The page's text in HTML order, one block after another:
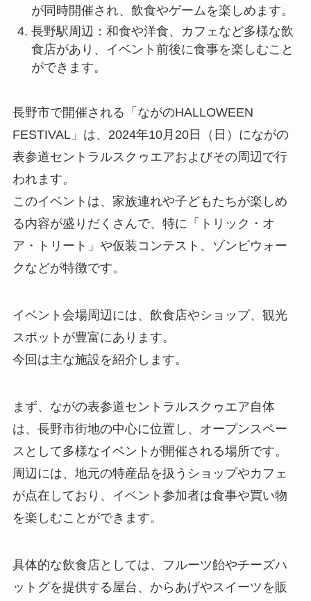
が同時開催され、飲食やゲームを楽しめます。
長野駅周辺：和食や洋食、カフェなど多様な飲
食店があり、イベント前後に食事を楽しむこと
ができます。
長野市で開催される「ながのHALLOWEEN
FESTIVAL」は、2024年10月20日（日）にながの
表参道セントラルスクゥエアおよびその周辺で行
われます。
このイベントは、家族連れや子どもたちが楽しめ
る内容が盛りだくさんで、特に「トリック・オ
ア・トリート」や仮装コンテスト、ゾンビウォー
クなどが特徴です。
イベント会場周辺には、飲食店やショップ、観光
スポットが豊富にあります。
今回は主な施設を紹介します。
まず、ながの表参道セントラルスクゥエア自体
は、長野市街地の中心に位置し、オープンスペー
スとして多様なイベントが開催される場所です。
周辺には、地元の特産品を扱うショップやカフェ
が点在しており、イベント参加者は食事や買い物
を楽しむことができます。
具体的な飲食店としては、フルーツ飴やチーズハ
ットグを提供する屋台、からあげやスイーツを販